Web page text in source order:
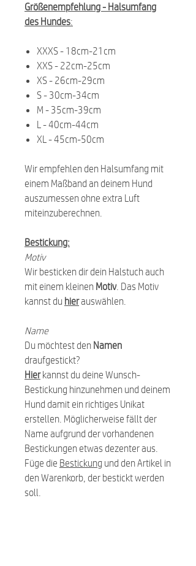
Größenempfehlung - Halsumfang
des Hundes:
XXXS - 18cm-21cm
XXS - 22cm-25cm
XS - 26cm-29cm
S - 30cm-34cm
M - 35cm-39cm
L - 40cm-44cm
XL - 45cm-50cm
Wir empfehlen den Halsumfang mit
einem Maßband an deinem Hund
auszumessen ohne extra Luft
miteinzuberechnen.
Bestickung:
Motiv
Wir besticken dir dein Halstuch auch
mit einem kleinen Motiv. Das Motiv
kannst du hierauswählen.
Name
Du möchtest den Namen
draufgestickt?
Hierkannst du deine Wunsch-
Bestickung hinzunehmen und deinem
Hund damit ein richtiges Unikat
erstellen. Möglicherweise fällt der
Name aufgrund der vorhandenen
Bestickungen etwas dezenter aus.
Füge die Bestickung und den Artikel in
den Warenkorb, der bestickt werden
soll.